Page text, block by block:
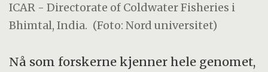
ICAR - Directorate of Coldwater Fisheries i
Bhimtal, India. (Foto: Nord universitet)
Nå som forskerne kjenner hele genomet,